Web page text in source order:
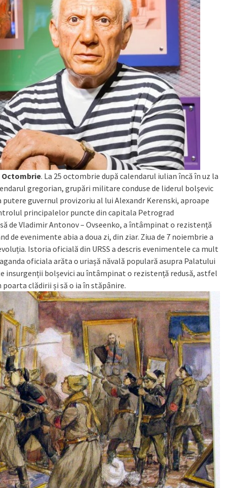
Octombrie. La 25 octombrie după calendarul iulian încă în uz la
gregorian, grupări militare conduse de liderul bolşevic
guvernul provizoriu al lui Alexandr Kerenski, aproape
principalelor puncte din capitala Petrograd
de Vladimir Antonov – Ovseenko, a întâmpinat o rezistență
evenimente abia a doua zi, din ziar. Ziua de 7 noiembrie a
Istoria oficială din URSS a descris evenimentele ca mult
oficiala arăta o uriașă năvală populară asupra Palatului
insurgenții bolșevici au întâmpinat o rezistență redusă, astfel
clădirii și să o ia în stăpânire.